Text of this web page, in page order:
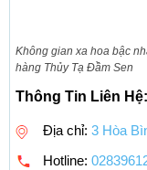
Không gian xa hoa bậc
hàng Thủy Tạ Đầm Sen
Thông Tin Liên Hệ:
Địa chỉ: 3 Hòa
Hotline: